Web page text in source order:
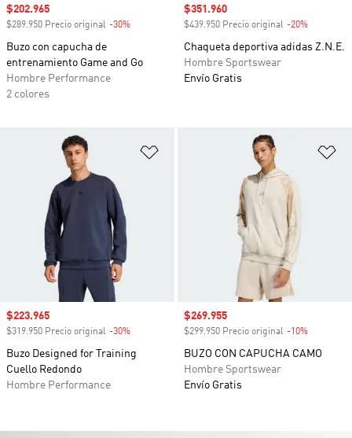
Precio de venta
$202.965
$289.950 Precio original -30%
Buzo con capucha de
entrenamiento Game and Go
Hombre Performance
2 colores
Precio de venta
$351.960
$439.950 Precio original -20%
Chaqueta deportiva adidas Z.N.E.
Hombre Sportswear
Envío Gratis
Añadir a la lista de deseos
Precio de venta
$223.965
$319.950 Precio original -30%
Buzo Designed for Training
Cuello Redondo
Hombre Performance
Precio de venta
$269.955
$299.950 Precio original -10%
BUZO CON CAPUCHA CAMO
Hombre Sportswear
Envío Gratis